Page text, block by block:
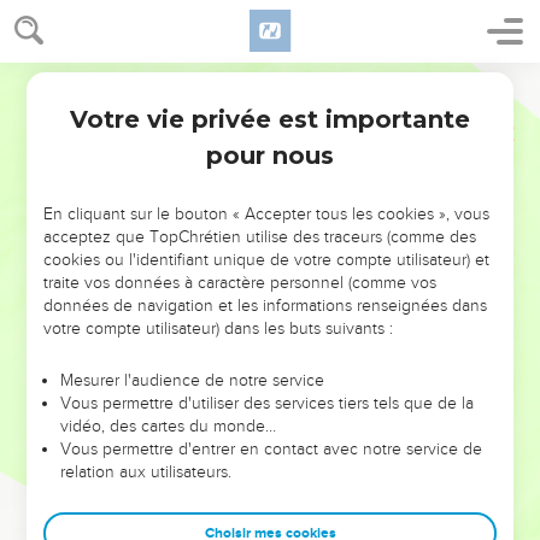
NE MANQUEZ PAS L’ÉVÉNEMENT
DE L’ANNÉE !
ET SI LEURS ERREURS POUVAIENT VOUS ÉVITER LES
VOTRES ?
leur foi ou leur vision. Mais on voit moins les doutes, les erreurs
et les saisons difficiles qu'ils ont traversés, alors même que ce
sont elles qui les ont façonnés.
Dans cette conférence, leaders, entrepreneurs, et responsables
clés pour avancer avec plus de sagesse afin que leurs erreurs
Votre vie privée est importante
pour nous
En cliquant sur le bouton « Accepter tous les cookies », vous
acceptez que TopChrétien utilise des traceurs (comme des
cookies ou l'identifiant unique de votre compte utilisateur) et
traite vos données à caractère personnel (comme vos
données de navigation et les informations renseignées dans
votre compte utilisateur) dans les buts suivants :
Mesurer l'audience de notre service
Vous permettre d'utiliser des services tiers tels que de la
vidéo, des cartes du monde…
Vous permettre d'entrer en contact avec notre service de
relation aux utilisateurs.
Choisir mes cookies